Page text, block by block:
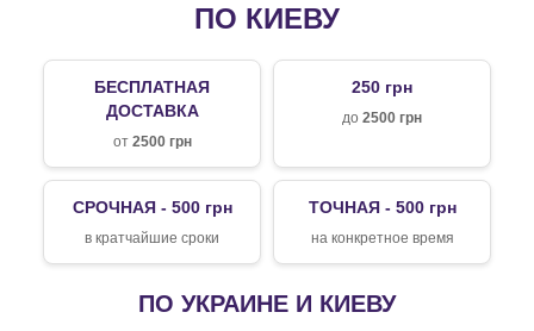
ПО КИЕВУ
БЕСПЛАТНАЯ
ДОСТАВКА
от 2500 грн
250 грн
до 2500 грн
СРОЧНАЯ - 500 грн
в кратчайшие сроки
ТОЧНАЯ - 500 грн
на конкретное время
ПО УКРАИНЕ И КИЕВУ